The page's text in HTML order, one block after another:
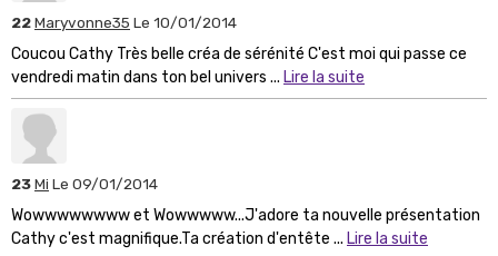
22Maryvonne35 Le 10/01/2014
Coucou Cathy Très belle créa de sérénité C'est moi qui passe ce
vendredi matin dans ton bel univers ... Lire la suite
23Mi Le 09/01/2014
Wowwwwwwww et Wowwwww...J'adore ta nouvelle présentation
Cathy c'est magnifique.Ta création d'entête ... Lire la suite